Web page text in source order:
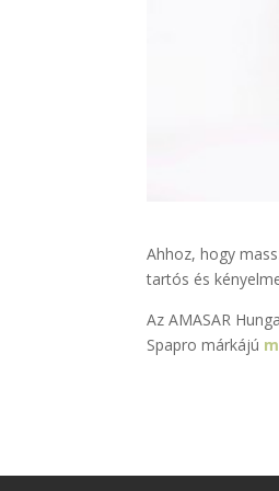
Ahhoz, hogy
tartós és
Az AMASAR
Spapro márkájú